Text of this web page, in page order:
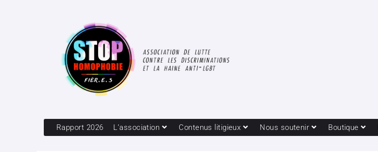
Rapport 2026 L’association Contenus litigieux Nous soutenir Boutique